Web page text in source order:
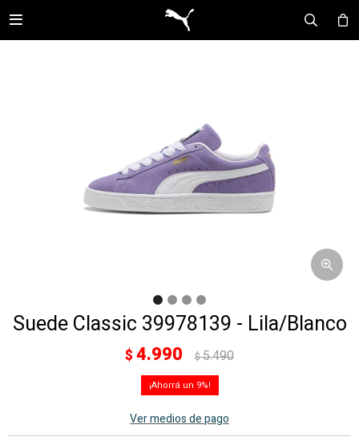

Suede Classic 39978139 - Lila/Blanco
$ 4.990 $5.490
9
Ver medios de pago